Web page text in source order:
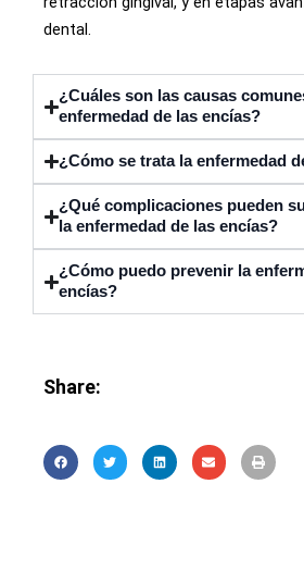
dental.
¿Cuáles son las causas
enfermedad de las encías?
¿Cómo se trata la enfermedad
¿Qué complicaciones pueden
la enfermedad de las encías?
¿Cómo puedo prevenir la
encías?
Share: